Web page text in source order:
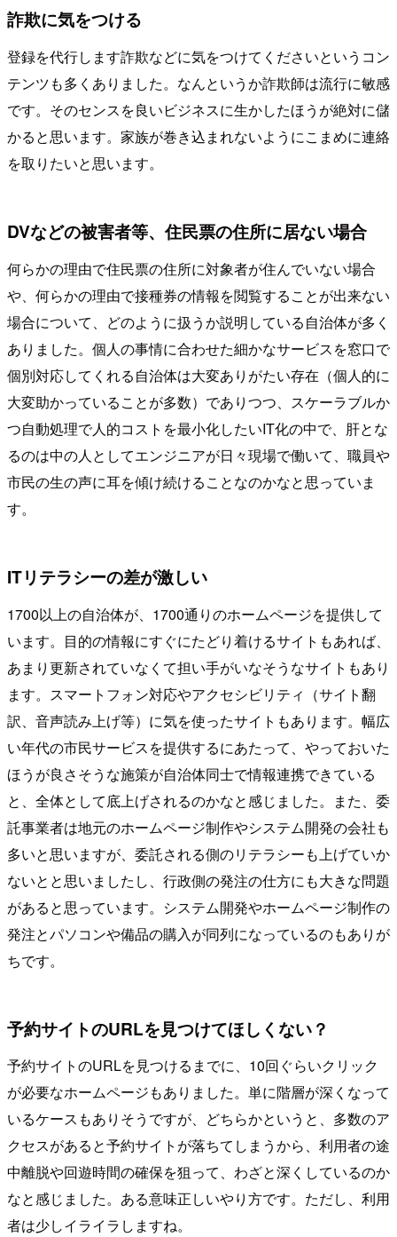
詐欺に気をつける
登録を代行します詐欺などに気をつけてくださいというコン
テンツも多くありました。なんというか詐欺師は流行に敏感
です。そのセンスを良いビジネスに生かしたほうが絶対に儲
かると思います。家族が巻き込まれないようにこまめに連絡
を取りたいと思います。
DVなどの被害者等、住民票の住所に居ない場合
何らかの理由で住民票の住所に対象者が住んでいない場合
や、何らかの理由で接種券の情報を閲覧することが出来ない
場合について、どのように扱うか説明している自治体が多く
ありました。個人の事情に合わせた細かなサービスを窓口で
個別対応してくれる自治体は大変ありがたい存在（個人的に
大変助かっていることが多数）でありつつ、スケーラブルか
つ自動処理で人的コストを最小化したいIT化の中で、肝とな
るのは中の人としてエンジニアが日々現場で働いて、職員や
市民の生の声に耳を傾け続けることなのかなと思っていま
す。
ITリテラシーの差が激しい
1700以上の自治体が、1700通りのホームページを提供して
います。目的の情報にすぐにたどり着けるサイトもあれば、
あまり更新されていなくて担い手がいなそうなサイトもあり
ます。スマートフォン対応やアクセシビリティ（サイト翻
訳、音声読み上げ等）に気を使ったサイトもあります。幅広
い年代の市民サービスを提供するにあたって、やっておいた
ほうが良さそうな施策が自治体同士で情報連携できている
と、全体として底上げされるのかなと感じました。また、委
託事業者は地元のホームページ制作やシステム開発の会社も
多いと思いますが、委託される側のリテラシーも上げていか
ないとと思いましたし、行政側の発注の仕方にも大きな問題
があると思っています。システム開発やホームページ制作の
発注とパソコンや備品の購入が同列になっているのもありが
ちです。
予約サイトのURLを見つけてほしくない？
予約サイトのURLを見つけるまでに、10回ぐらいクリック
が必要なホームページもありました。単に階層が深くなって
いるケースもありそうですが、どちらかというと、多数のア
クセスがあると予約サイトが落ちてしまうから、利用者の途
中離脱や回遊時間の確保を狙って、わざと深くしているのか
なと感じました。ある意味正しいやり方です。ただし、利用
者は少しイライラしますね。